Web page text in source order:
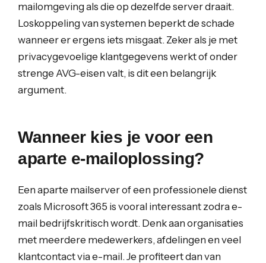
mailomgeving als die op dezelfde server draait.
Loskoppeling van systemen beperkt de schade
wanneer er ergens iets misgaat. Zeker als je met
privacygevoelige klantgegevens werkt of onder
strenge AVG-eisen valt, is dit een belangrijk
argument.
Wanneer kies je voor een
aparte e-mailoplossing?
Een aparte mailserver of een professionele dienst
zoals Microsoft 365 is vooral interessant zodra e-
mail bedrijfskritisch wordt. Denk aan organisaties
met meerdere medewerkers, afdelingen en veel
klantcontact via e-mail. Je profiteert dan van